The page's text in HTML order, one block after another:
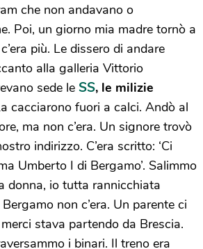
che non andavano o
Poi, un giorno mia madre tornò a
più. Le dissero di andare
alla galleria Vittorio
sede le SS, le milizie
cacciarono fuori a calci. Andò al
ma non c’era. Un signore trovò
indirizzo. C’era scritto: ‘Ci
Umberto I di Bergamo’. Salimmo
donna, io tutta rannicchiata
non c’era. Un parente ci
stava partendo da Brescia.
i binari. Il treno era